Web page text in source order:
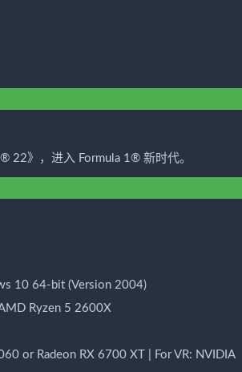
22》，进入 Formula 1® 新时代。
10 64-bit (Version 2004)
Ryzen 5 2600X
or Radeon RX 6700 XT | For VR: NVIDIA